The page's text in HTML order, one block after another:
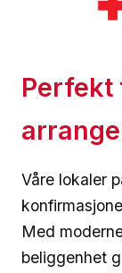
Perfekt
Våre lokaler
Med
beliggenhet